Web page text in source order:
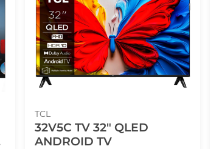
TCL
32V5C TV 32" QLED
ANDROID TV